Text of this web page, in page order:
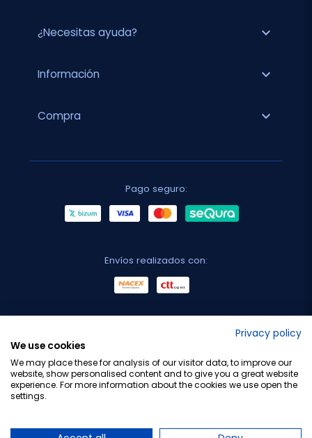
¿Necesitas ayuda? expand_more
Información expand_more
Compra expand_more
Pago seguro:
Envíos realizados con:
Privacy policy
We use cookies
We may place these for analysis of our visitor data, to improve our
website, show personalised content and to give you a great website
experience. For more information about the cookies we use open the
settings.